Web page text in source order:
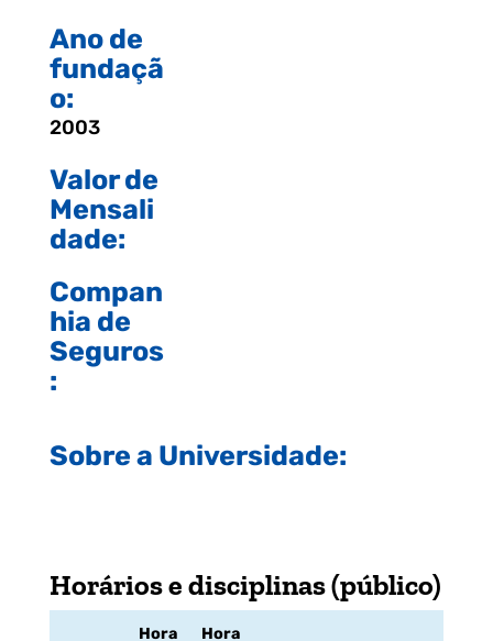
Ano de
fundaçã
o:
2003
Valor de
Mensali
dade:
Compan
hia de
Seguros
:
Sobre a Universidade:
Horários e disciplinas (público)
Hora Hora